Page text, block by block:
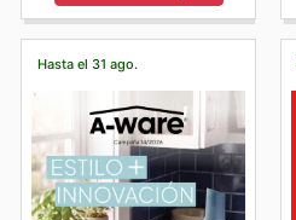
Hasta el 31 ago.